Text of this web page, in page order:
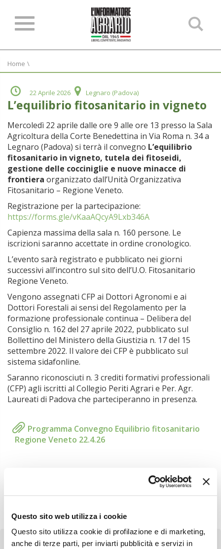
Questo sito web utilizza i cookie
Questo sito utilizza cookie di profilazione e di marketing,
anche di terze parti, per inviarti pubblicità e servizi in
Home \
22 Aprile 2026 Legnaro (Padova)
L’equilibrio fitosanitario in vigneto
Mercoledì 22 aprile dalle ore 9 alle ore 13 presso la Sala
Agricoltura della Corte Benedettina in Via Roma n. 34 a
Legnaro (Padova) si terrà il convegno L’equilibrio
fitosanitario in vigneto, tutela dei fitoseidi,
gestione delle cocciniglie e nuove minacce di
frontiera organizzato dall’Unità Organizzativa
Fitosanitario – Regione Veneto.
Registrazione per la partecipazione:
https://forms.gle/vKaaAQcyA9Lxb346A
Capienza massima della sala n. 160 persone. Le
iscrizioni saranno accettate in ordine cronologico.
L’evento sarà registrato e pubblicato nei giorni
successivi all’incontro sul sito dell’U.O. Fitosanitario
Regione Veneto.
Vengono assegnati CFP ai Dottori Agronomi e ai
Dottori Forestali ai sensi del Regolamento per la
formazione professionale continua – Delibera del
Consiglio n. 162 del 27 aprile 2022, pubblicato sul
Bollettino del Ministero della Giustizia n. 17 del 15
settembre 2022. Il valore dei CFP è pubblicato sul
sistema sidafonline.
Saranno riconosciuti n. 3 crediti formativi professionali
(CFP) agli iscritti al Collegio Periti Agrari e Per. Agr.
Laureati di Padova che parteciperanno in presenza.
Programma Convegno Equilibrio fitosanitario
Regione Veneto 22.4.26